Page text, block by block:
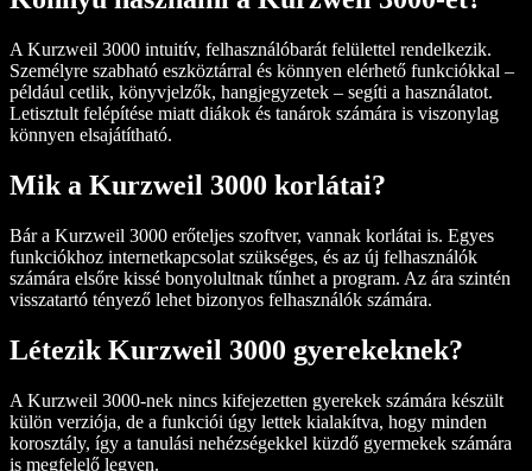
A Kurzweil 3000 intuitív, felhasználóbarát felülettel rendelkezik.
Személyre szabható eszköztárral és könnyen elérhető funkciókkal –
például cetlik, könyvjelzők, hangjegyzetek – segíti a használatot.
Letisztult felépítése miatt diákok és tanárok számára is viszonylag
könnyen elsajátítható.
Mik a Kurzweil 3000 korlátai?
Bár a Kurzweil 3000 erőteljes szoftver, vannak korlátai is. Egyes
funkciókhoz internetkapcsolat szükséges, és az új felhasználók
számára elsőre kissé bonyolultnak tűnhet a program. Az ára szintén
visszatartó tényező lehet bizonyos felhasználók számára.
Létezik Kurzweil 3000 gyerekeknek?
A Kurzweil 3000-nek nincs kifejezetten gyerekek számára készült
külön verziója, de a funkciói úgy lettek kialakítva, hogy minden
korosztály, így a tanulási nehézségekkel küzdő gyermekek számára
is megfelelő legyen.